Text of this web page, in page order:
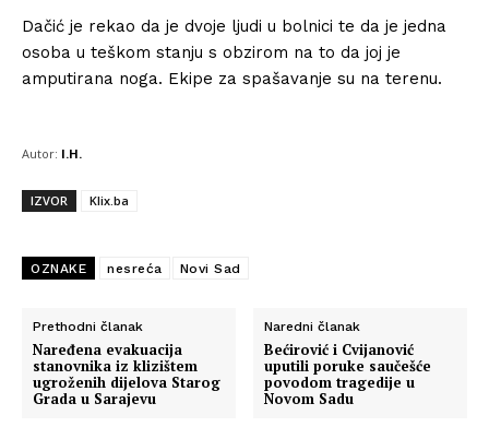
Dačić je rekao da je dvoje ljudi u bolnici te da je jedna
osoba u teškom stanju s obzirom na to da joj je
amputirana noga. Ekipe za spašavanje su na terenu.
Autor: I.H.
IZVOR Klix.ba
OZNAKE nesreća Novi Sad
Prethodni članak
Naređena evakuacija
stanovnika iz klizištem
ugroženih dijelova Starog
Grada u Sarajevu
Naredni članak
Bećirović i Cvijanović
uputili poruke saučešće
povodom tragedije u
Novom Sadu